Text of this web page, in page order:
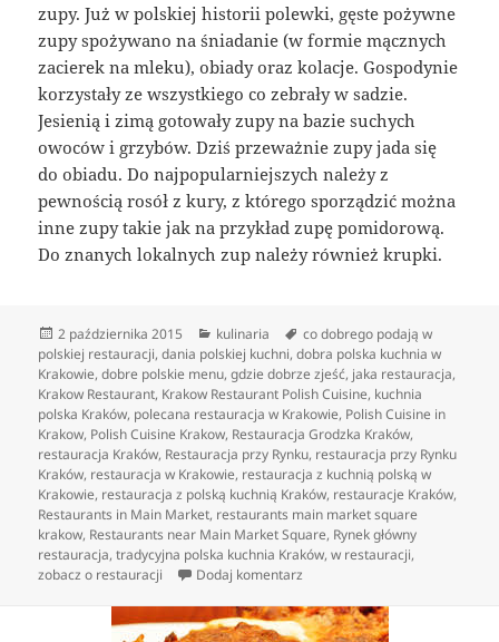
zupy. Już w polskiej historii polewki, gęste pożywne
zupy spożywano na śniadanie (w formie mącznych
zacierek na mleku), obiady oraz kolacje. Gospodynie
korzystały ze wszystkiego co zebrały w sadzie.
Jesienią i zimą gotowały zupy na bazie suchych
owoców i grzybów. Dziś przeważnie zupy jada się
do obiadu. Do najpopularniejszych należy z
pewnością rosół z kury, z którego sporządzić można
inne zupy takie jak na przykład zupę pomidorową.
Do znanych lokalnych zup należy również krupki.
Data
publikacji
2 października 2015 Kategorie
kulinaria Tagi
co dobrego podają w
polskiej restauracji,dania polskiej kuchni,dobra polska kuchnia w
Krakowie,dobre polskie menu,gdzie dobrze zjeść, jaka restauracja,
Krakow Restaurant, Krakow Restaurant Polish Cuisine, kuchnia
polska Kraków, polecana restauracja w Krakowie, Polish Cuisine in
Krakow, Polish Cuisine Krakow, Restauracja Grodzka Kraków,
restauracja Kraków, Restauracja przy Rynku, restauracja przy Rynku
Kraków, restauracja w Krakowie, restauracja z kuchnią polską w
Krakowie, restauracja z polską kuchnią Kraków, restauracje Kraków,
Restaurants in Main Market, restaurants main market square
krakow, Restaurants near Main Market Square, Rynek główny
restauracja,tradycyjna polska kuchnia Kraków,w restauracji,
zobacz o restauracji
Dodaj komentarz